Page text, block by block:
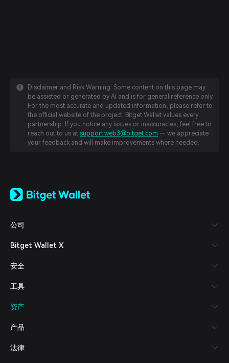
Disclaimer and Risk Warning: Some content on this page may
be assisted or generated by AI and is for general reference only.
For the most accurate and updated information, please refer to
the official website of the project. Bitget Wallet values every
partnership. If you notice any issues or inaccuracies, feel free to
reach out to us at support.web3@bitget.com — we appreciate
your feedback and will make improvements where needed.
日本語
Español (Latinoamérica)
Italiano
Deutsch
繁體中文
Bahasa Indonesia
ภาษาไทย
العربية
हिन्दी
公司
Bitget Wallet X
安全
工具
资产
产品
法律